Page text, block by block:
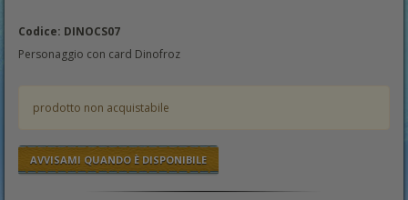
Codice: DINOCS07
Personaggio con card Dinofroz
prodotto non acquistabile
AVVISAMI QUANDO È DISPONIBILE